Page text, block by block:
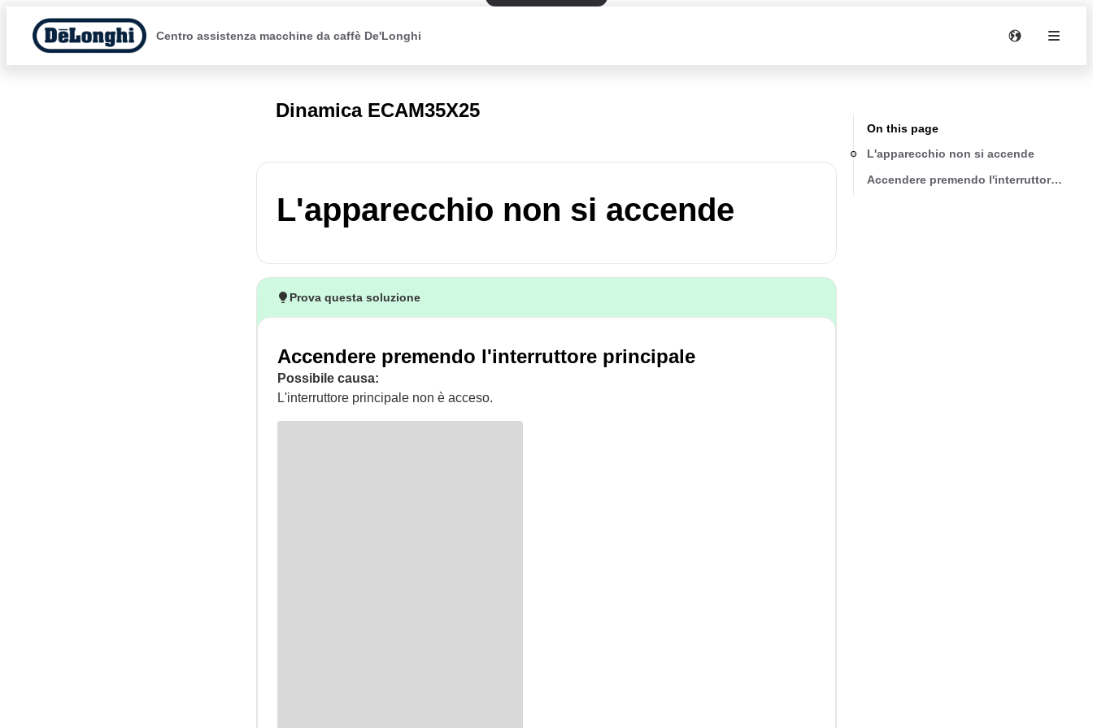
Centro assistenza macchine da caffè De'Longhi
Dinamica ECAM35X25
L'apparecchio non si accende
Prova questa soluzione
Accendere premendo l'interruttore principale
Possibile causa:
L'interruttore principale non è acceso.
On this page
L'apparecchio non si accende
Accendere premendo l'interruttore